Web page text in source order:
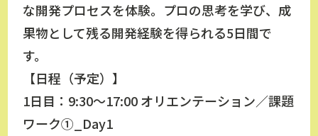
な開発プロセスを体験。プロの思考を学び、成
果物として残る開発経験を得られる5日間で
す。
【日程（予定）】
1日目：9:30～17:00 オリエンテーション／課題
ワーク①_Day1